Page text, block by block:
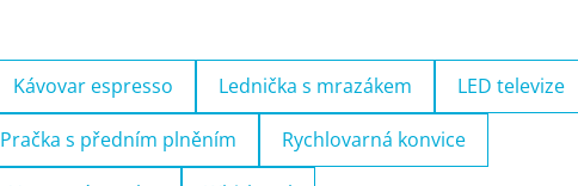
Kávovar espresso Lednička s mrazákem LED televize
Pračka s předním plněním Rychlovarná konvice